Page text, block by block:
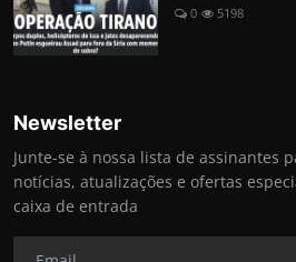
0 5198
Newsletter
Junte-se à nossa lista de assinantes
notícias, atualizações e ofertas
caixa de entrada